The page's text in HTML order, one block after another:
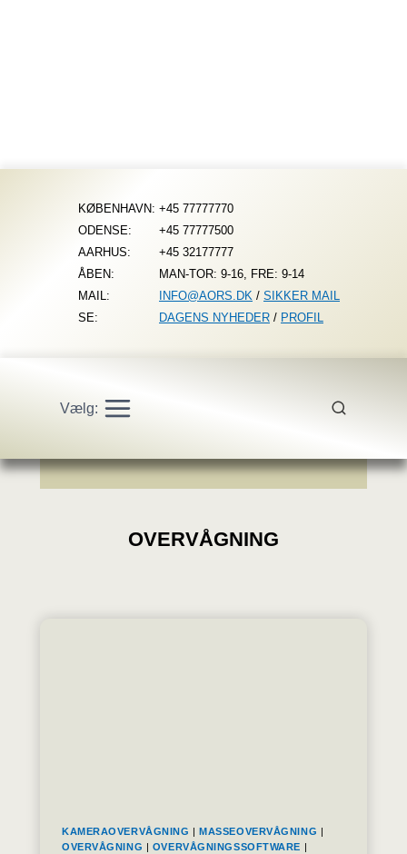
KØBENHAVN: +45 77777770
ODENSE:
+45 77777500
AARHUS:
+45 32177777
ÅBEN:
MAN-TOR: 9-16, FRE: 9-14
MAIL:
INFO@AORS.DK / SIKKER MAIL
SE:
DAGENS NYHEDER / PROFIL
Vælg:
OVERVÅGNING
KAMERAOVERVÅGNING MASSEOVERVÅGNING
OVERVÅGNING
OVERVÅGNINGSSOFTWARE